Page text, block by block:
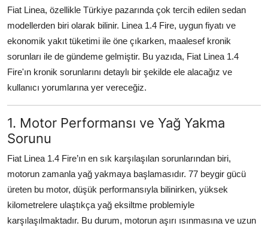
LPG & Yakıt
Elektrik & Akü
Klima & Konfor
Şanzıman & Aktarma
Multimedya & Elektronik
Fiat Linea, özellikle Türkiye pazarında çok tercih edilen sedan
modellerden biri olarak bilinir. Linea 1.4 Fire, uygun fiyatı ve
ekonomik yakıt tüketimi ile öne çıkarken, maalesef kronik
sorunları ile de gündeme gelmiştir. Bu yazıda, Fiat Linea 1.4
Fire'ın kronik sorunlarını detaylı bir şekilde ele alacağız ve
kullanıcı yorumlarına yer vereceğiz.
1. Motor Performansı ve Yağ Yakma
Sorunu
Fiat Linea 1.4 Fire’ın en sık karşılaşılan sorunlarından biri,
motorun zamanla yağ yakmaya başlamasıdır. 77 beygir gücü
üreten bu motor, düşük performansıyla bilinirken, yüksek
kilometrelere ulaştıkça yağ eksiltme problemiyle
karşılaşılmaktadır. Bu durum, motorun aşırı ısınmasına ve uzun